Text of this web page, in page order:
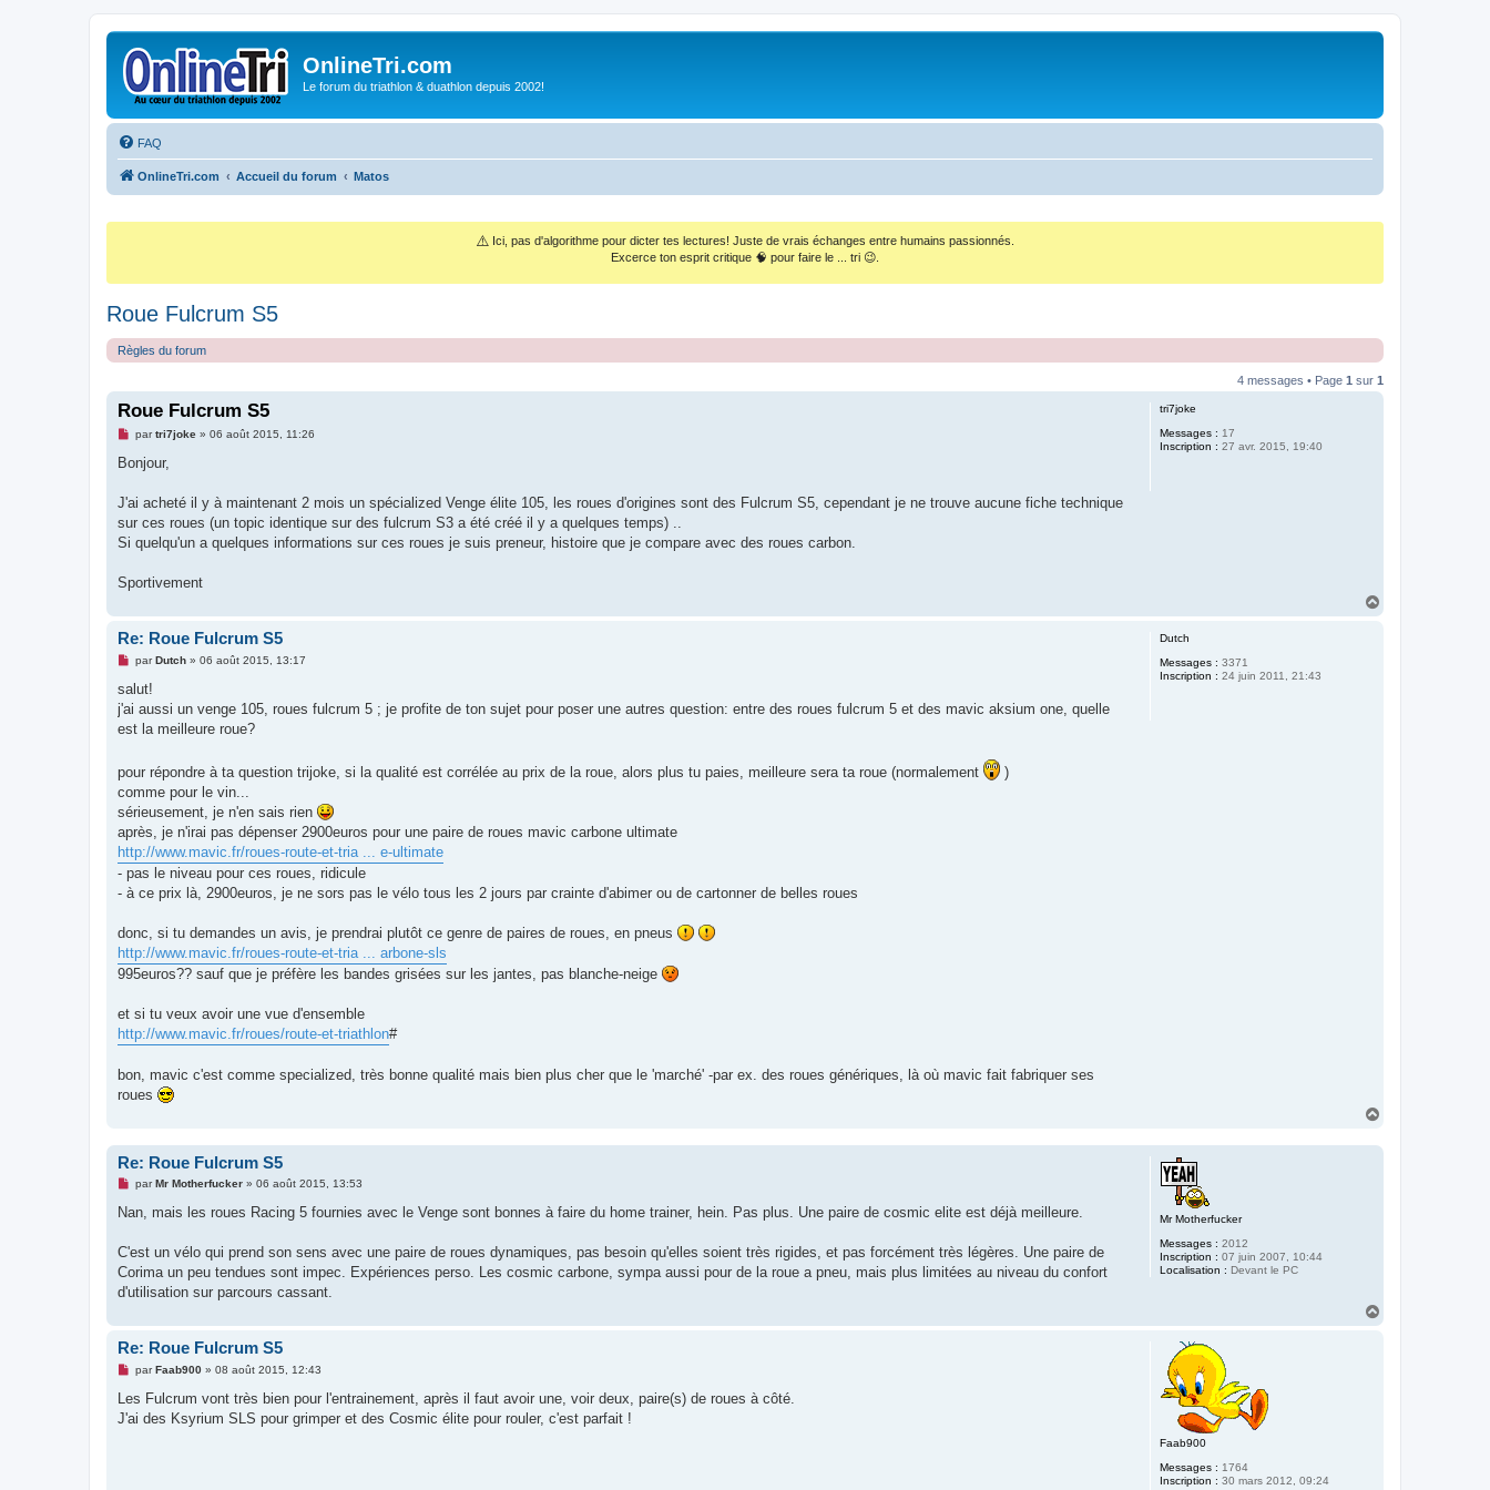
OnlineTri.com
Le forum du triathlon & duathlon depuis 2002!
FAQ
OnlineTri.com Accueil du forum Matos
⚠️ Ici, pas d'algorithme pour dicter tes lectures! Juste de vrais échanges entre humains passionnés.
Excerce ton esprit critique 🧠 pour faire le ... tri 😉.
Roue Fulcrum S5
Règles du forum
4 messages • Page 1 sur 1
tri7joke
Messages : 17
Inscription : 27 avr. 2015, 19:40
Roue Fulcrum S5
M
s
g
n
o
u
partri7joke» 06 août 2015, 11:26
Bonjour,
J'ai acheté il y à maintenant 2 mois un spécialized Venge élite 105, les roues d'origines sont des Fulcrum S5, cependant je ne trouve aucune fiche technique
sur ces roues (un topic identique sur des fulcrum S3 a été créé il y a quelques temps) ..
Si quelqu'un a quelques informations sur ces roues je suis preneur, histoire que je compare avec des roues carbon.
Sportivement
Dutch
Messages : 3371
Inscription : 24 juin 2011, 21:43
Re: Roue Fulcrum S5
M
s
a
g
n
l
u
parDutch» 06 août 2015, 13:17
salut!
j'ai aussi un venge 105, roues fulcrum 5 ; je profite de ton sujet pour poser une autres question: entre des roues fulcrum 5 et des mavic aksium one, quelle
est la meilleure roue?
pour répondre à ta question trijoke, si la qualité est corrélée au prix de la roue, alors plus tu paies, meilleure sera ta roue (normalement
)
comme pour le vin...
sérieusement, je n'en sais rien
après, je n'irai pas dépenser 2900euros pour une paire de roues mavic carbone ultimate
http://www.mavic.fr/roues-route-et-tria ... e-ultimate
- pas le niveau pour ces roues, ridicule
- à ce prix là, 2900euros, je ne sors pas le vélo tous les 2 jours par crainte d'abimer ou de cartonner de belles roues
donc, si tu demandes un avis, je prendrai plutôt ce genre de paires de roues, en pneus
http://www.mavic.fr/roues-route-et-tria ... arbone-sls
995euros?? sauf que je préfère les bandes grisées sur les jantes, pas blanche-neige
et si tu veux avoir une vue d'ensemble
http://www.mavic.fr/roues/route-et-triathlon#
bon, mavic c'est comme specialized, très bonne qualité mais bien plus cher que le 'marché' -par ex. des roues génériques, là où mavic fait fabriquer ses
roues
Mr Motherfucker
Messages : 2012
Inscription : 07 juin 2007, 10:44
Localisation : Devant le PC
Re: Roue Fulcrum S5
M
s
g
n
o
u
parMr Motherfucker» 06 août 2015, 13:53
Nan, mais les roues Racing 5 fournies avec le Venge sont bonnes à faire du home trainer, hein. Pas plus. Une paire de cosmic elite est déjà meilleure.
C'est un vélo qui prend son sens avec une paire de roues dynamiques, pas besoin qu'elles soient très rigides, et pas forcément très légères. Une paire de
Corima un peu tendues sont impec. Expériences perso. Les cosmic carbone, sympa aussi pour de la roue a pneu, mais plus limitées au niveau du confort
d'utilisation sur parcours cassant.
Faab900
Messages : 1764
Inscription : 30 mars 2012, 09:24
Re: Roue Fulcrum S5
M
s
a
parFaab900» 08 août 2015, 12:43
Les Fulcrum vont très bien pour l'entrainement, après il faut avoir une, voir deux, paire(s) de roues à côté.
J'ai des Ksyrium SLS pour grimper et des Cosmic élite pour rouler, c'est parfait !